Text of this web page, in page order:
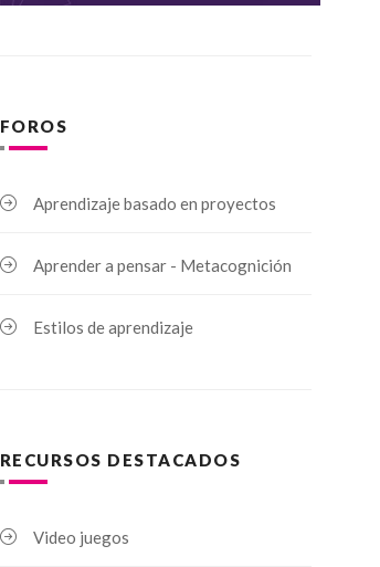
FOROS
Aprendizaje basado en proyectos
Aprender a pensar - Metacognición
Estilos de aprendizaje
RECURSOS DESTACADOS
Video juegos